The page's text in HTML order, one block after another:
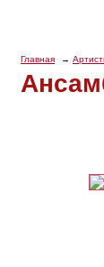
Главная